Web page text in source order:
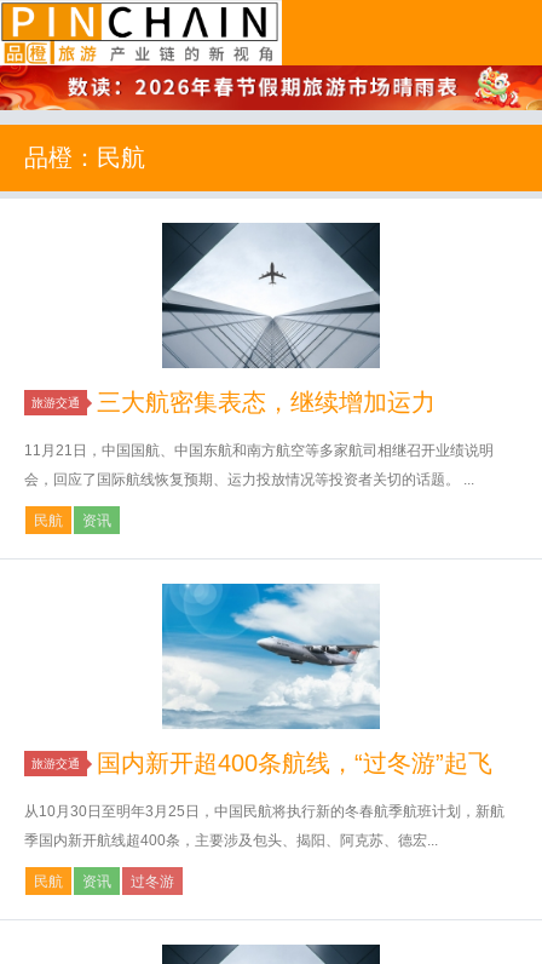
品橙旅游
品橙：民航
旅游交通 三大航密集表态，继续增加运力
11月21日，中国国航、中国东航和南方航空等多家航司相继召开业绩说明
会，回应了国际航线恢复预期、运力投放情况等投资者关切的话题。 ...
民航 资讯
旅游交通 国内新开超400条航线，“过冬游”起飞
从10月30日至明年3月25日，中国民航将执行新的冬春航季航班计划，新航
季国内新开航线超400条，主要涉及包头、揭阳、阿克苏、德宏...
民航 资讯 过冬游